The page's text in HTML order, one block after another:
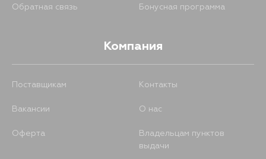
Обратная связь Бонусная программа
Компания
Поставщикам Контакты
Вакансии О нас
Оферта
Владельцам пунктов
выдачи